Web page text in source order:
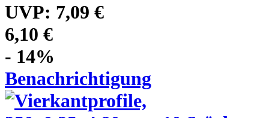
UVP: 7,09 €
6,10 €
- 14%
Benachrichtigung